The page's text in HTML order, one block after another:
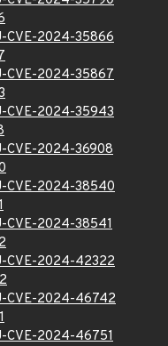
CVE-2024-35866
CVE-2024-35867
CVE-2024-35943
CVE-2024-36908
CVE-2024-38540
CVE-2024-38541
CVE-2024-42322
CVE-2024-46742
CVE-2024-46751